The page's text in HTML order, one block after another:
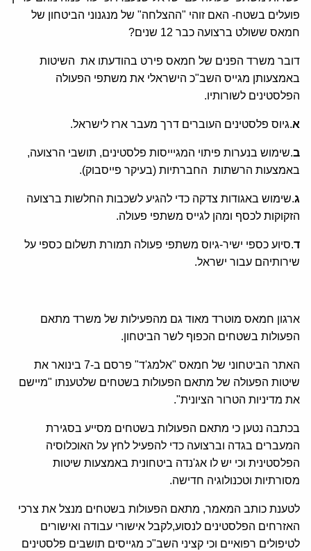
פועלים בשטח- האם זוהי "ההצלחה" של מנגנוני הביטחון של
חמאס ששולט ברצועה כבר 12 שנים?
דובר משרד הפנים של חמאס פירט בהודעתו את השיטות
באמצעותן מגייס השב"כ הישראלי את משתפי הפעולה
הפלסטינים לשורותיו.
א.גיוס פלסטינים העוברים דרך מעבר ארז לישראל.
ב.שימוש בנערות פיתוי המגיייסות פלסטינים, תושבי הרצועה,
באמצעות הרשתות החברתיות (בעיקר פייסבוק).
ג.שימוש באגודות צדקה כדי להגיע לשכבות החלשות ברצועה
הזקוקות לכסף ומהן לגייס משתפי פעולה.
ד.סיוע כספי ישיר-גיוס משתפי פעולה תמורת תשלום כספי על
שירותיהם עבור ישראל.
ארגון חמאס מוטרד מאוד גם מהפעילות של משרד מתאם
הפעולות בשטחים הכפוף לשר הביטחון.
האתר הביטחוני של חמאס "אלמג'ד" פרסם ב-7 בינואר את
שיטות הפעולה של מתאם הפעולות בשטחים שלטענתו "מיישם
את מדיניות הטרור הציונית".
בכתבה נטען כי מתאם הפעולות בשטחים מסייע בסגירת
המעברים בגדה וברצועה כדי להפעיל לחץ על האוכלוסיה
הפלסטינית וכי יש לו אג'נדה ביטחונית באמצעות שיטות
מסורתיות וטכנולוגיה חדישה.
לטענת כותב המאמר, מתאם הפעולות בשטחים מנצל את צרכי
האזרחים הפלסטינים לנסוע,לקבל אישורי עבודה ואישורים
לטיפולים רפואיים וכי קציני השב"כ מגייסים תושבים פלסטינים